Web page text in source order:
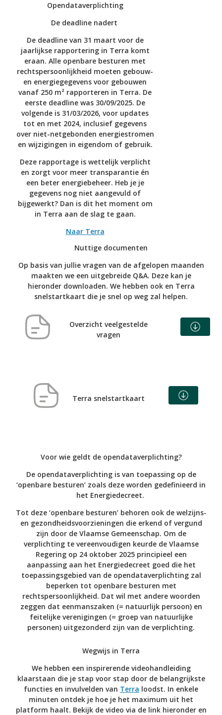
Opendataverplichting
De deadline nadert
De deadline van 31 maart voor de
jaarlijkse rapportering in Terra komt
eraan. Alle openbare besturen met
rechtspersoonlijkheid moeten gebouw-
en energiegegevens voor gebouwen
vanaf 250 m² rapporteren in Terra. De
eerste deadline was 30/09/2025. De
volgende is 31/03/2026, voor updates
tot en met 2024, inclusief gegevens
over niet-netgebonden energiestromen
en wijzigingen in eigendom of gebruik.
Deze rapportage is wettelijk verplicht
en zorgt voor meer transparantie én
een beter energiebeheer. Heb je je
gegevens nog niet aangevuld of
bijgewerkt? Dan is dit het moment om
in Terra aan de slag te gaan.
Naar Terra
Nuttige documenten
Op basis van jullie vragen van de afgelopen maanden
maakten we een uitgebreide Q&A. Deze kan je
hieronder downloaden. We hebben ook en Terra
snelstartkaart die je snel op weg zal helpen.
Overzicht veelgestelde
vragen
Terra snelstartkaart
Voor wie geldt de opendataverplichting?
De opendataverplichting is van toepassing op de
‘openbare besturen’ zoals deze worden gedefinieerd in
het Energiedecreet.
Tot deze ‘openbare besturen’ behoren ook de welzijns-
en gezondheidsvoorzieningen die erkend of vergund
zijn door de Vlaamse Gemeenschap. Om de
verplichting te vereenvoudigen keurde de Vlaamse
Regering op 24 oktober 2025 principieel een
aanpassing aan het Energiedecreet goed die het
toepassingsgebied van de opendataverplichting zal
beperken tot openbare besturen met
rechtspersoonlijkheid. Dat wil met andere woorden
zeggen dat eenmanszaken (= natuurlijk persoon) en
feitelijke verenigingen (= groep van natuurlijke
personen) uitgezonderd zijn van de verplichting.
Wegwijs in Terra
We hebben een inspirerende videohandleiding
klaarstaan die je stap voor stap door de belangrijkste
functies en invulvelden van Terra loodst. In enkele
minuten ontdek je hoe je het maximum uit het
platform haalt. Bekijk de video via de link hieronder en